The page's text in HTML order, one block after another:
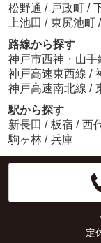
松野通 / 戸政町 /
上池田 / 東尻池町 /
路線から探す
神戸市西神・山手
神戸高速東西線 /
神戸高速南北線 /
駅から探す
新長田 / 板宿 / 西
駒ヶ林 / 兵庫
定